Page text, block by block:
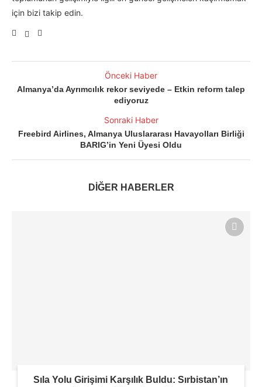
için bizi takip edin.
Önceki Haber
Almanya’da Ayrımcılık rekor seviyede – Etkin reform talep
ediyoruz
Sonraki Haber
Freebird Airlines, Almanya Uluslararası Havayolları Birliği
BARIG’in Yeni Üyesi Oldu
DİĞER HABERLER
Sıla Yolu Girişimi Karşılık Buldu: Sırbistan’ın